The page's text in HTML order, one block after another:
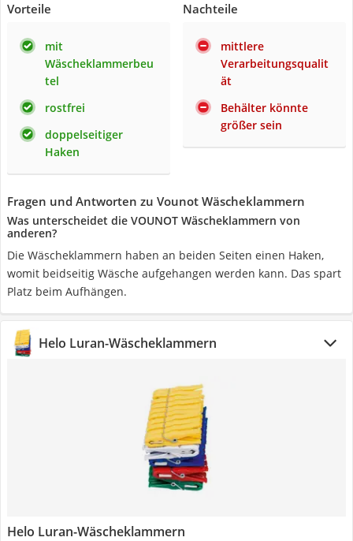
Vorteile
mit
Wäscheklammerbeu
tel
rostfrei
doppelseitiger
Haken
Nachteile
mittlere
Verarbeitungsqualit
ät
Behälter könnte
größer sein
Fragen und Antworten zu Vounot Wäscheklammern
Was unterscheidet die VOUNOT Wäscheklammern von
anderen?
Die Wäscheklammern haben an beiden Seiten einen Haken,
womit beidseitig Wäsche aufgehangen werden kann. Das spart
Platz beim Aufhängen.
Helo Luran-Wäscheklammern
Helo Luran-Wäscheklammern